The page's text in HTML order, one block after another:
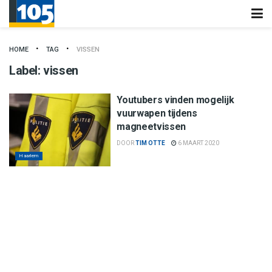
HOME TAG VISSEN
Label:vissen
Haarlem
Youtubers vinden mogelijk
vuurwapen tijdens
magneetvissen
DOORTIM OTTE 6 MAART 2020